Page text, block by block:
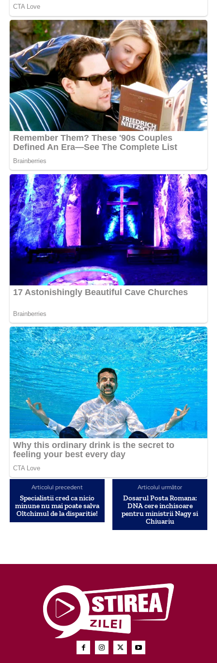
Articolul precedent
Specialistii cred ca nicio
minune nu mai poate salva
Oltchimul de la disparitie!
Articolul următor
Dosarul Posta Romana:
DNA cere inchisoare
pentru ministrii Nagy si
Chiuariu